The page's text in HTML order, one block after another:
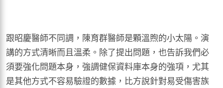
跟昭慶醫師不同調，陳育群醫師是顆溫煦的小太陽。演
講的方式清晰而且溫柔。除了提出問題，也告訴我們必
須要強化問題本身，強調健保資料庫本身的強項，尤其
是其他方式不容易驗證的數據，比方說針對易受傷害族